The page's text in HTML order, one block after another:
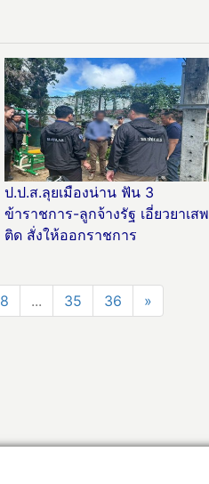
ป.ป.ส.ลุยเมืองน่าน ฟัน 3
ข้าราชการ-ลูกจ้างรัฐ เอี่ยวยาเสพ
ติด สั่งให้ออกราชการ
8 ... 35 36 »